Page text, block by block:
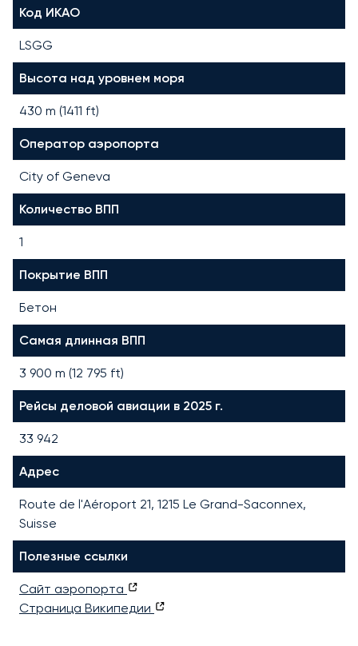
Код ИКАО
LSGG
Высота над уровнем моря
430 m (1411 ft)
Оператор аэропорта
City of Geneva
Количество ВПП
1
Покрытие ВПП
Бетон
Самая длинная ВПП
3 900 m (12 795 ft)
Рейсы деловой авиации в 2025 г.
33 942
Адрес
Route de l'Aéroport 21, 1215 Le Grand-Saconnex,
Suisse
Полезные ссылки
Сайт аэропорта
Страница Википедии